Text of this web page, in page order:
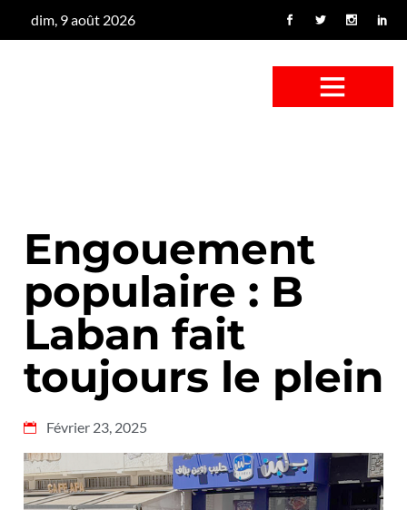
dim, 9 août 2026
Engouement
populaire : B
Laban fait
toujours le plein
Février 23, 2025